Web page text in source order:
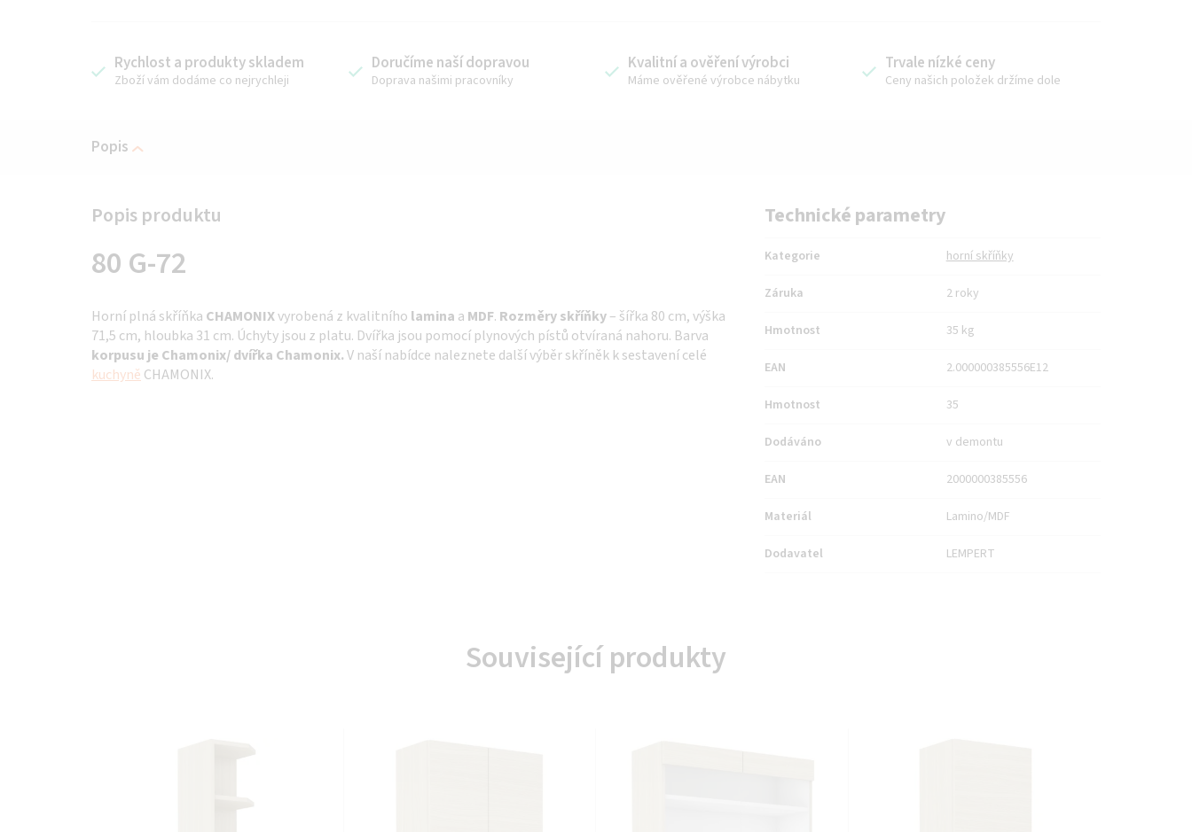
Rychlost a produkty skladem
Zboží vám dodáme co nejrychleji
Doručíme naší dopravou
Doprava našimi pracovníky
Kvalitní a ověření výrobci
Máme ověřené výrobce nábytku
Trvale nízké ceny
Ceny našich položek držíme dole
Popis
80 G-72
Horní plná skříňka CHAMONIXvyrobená z kvalitního lamina a MDF. Rozměry skříňky– šířka 80 cm, výška
71,5 cm, hloubka 31 cm. Úchyty jsou z platu. Dvířka jsou pomocí plynových pístů otvíraná nahoru. Barva
korpusu je Chamonix/ dvířka Chamonix.V naší nabídce naleznete další výběr skříněk k sestavení celé
kuchyně CHAMONIX.
Technické parametry
Kategorie horní skříňky
Záruka 2 roky
Hmotnost 35 kg
EAN 2.000000385556E12
Hmotnost 35
Dodáváno v demontu
EAN 2000000385556
Materiál Lamino/MDF
Dodavatel LEMPERT
Související produkty